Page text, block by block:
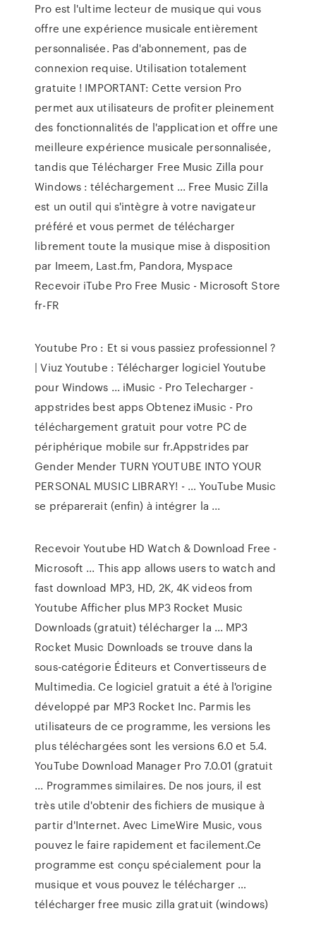
Pro est l'ultime lecteur de musique qui vous
offre une expérience musicale entièrement
personnalisée. Pas d'abonnement, pas de
connexion requise. Utilisation totalement
gratuite ! IMPORTANT: Cette version Pro
permet aux utilisateurs de profiter pleinement
des fonctionnalités de l'application et offre une
meilleure expérience musicale personnalisée,
tandis que Télécharger Free Music Zilla pour
Windows : téléchargement ... Free Music Zilla
est un outil qui s'intègre à votre navigateur
préféré et vous permet de télécharger
librement toute la musique mise à disposition
par Imeem, Last.fm, Pandora, Myspace
Recevoir iTube Pro Free Music - Microsoft Store
fr-FR
Youtube Pro : Et si vous passiez professionnel ?
| Viuz Youtube : Télécharger logiciel Youtube
pour Windows ... iMusic - Pro Telecharger -
appstrides best apps Obtenez iMusic - Pro
téléchargement gratuit pour votre PC de
périphérique mobile sur fr.Appstrides par
Gender Mender TURN YOUTUBE INTO YOUR
PERSONAL MUSIC LIBRARY! - … YouTube Music
se préparerait (enfin) à intégrer la ...
Recevoir Youtube HD Watch & Download Free -
Microsoft ... This app allows users to watch and
fast download MP3, HD, 2K, 4K videos from
Youtube Afficher plus MP3 Rocket Music
Downloads (gratuit) télécharger la ... MP3
Rocket Music Downloads se trouve dans la
sous-catégorie Éditeurs et Convertisseurs de
Multimedia. Ce logiciel gratuit a été à l'origine
développé par MP3 Rocket Inc. Parmis les
utilisateurs de ce programme, les versions les
plus téléchargées sont les versions 6.0 et 5.4.
YouTube Download Manager Pro 7.0.01 (gratuit
... Programmes similaires. De nos jours, il est
très utile d'obtenir des fichiers de musique à
partir d'Internet. Avec LimeWire Music, vous
pouvez le faire rapidement et facilement.Ce
programme est conçu spécialement pour la
musique et vous pouvez le télécharger …
télécharger free music zilla gratuit (windows)